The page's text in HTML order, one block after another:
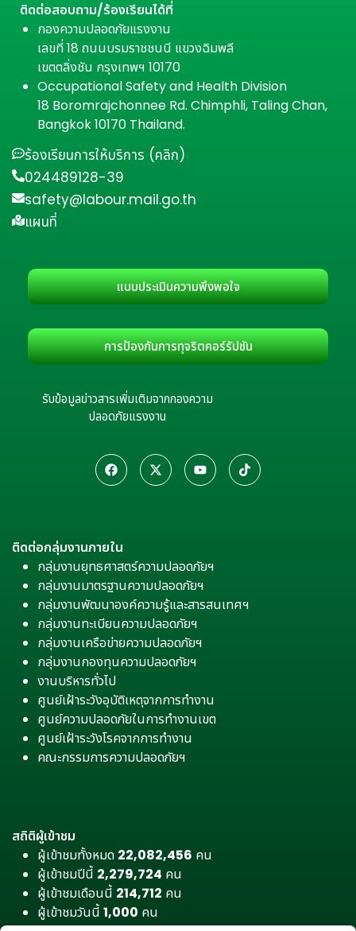
ติดต่อสอบถาม/ร้องเรียนได้ที่
กองความปลอดภัยแรงงาน
เลขที่ 18 ถนนบรมราชชนนี แขวงฉิมพลี
เขตตลิ่งชัน กรุงเทพฯ 10170
Occupational Safety and Health Division
18 Boromrajchonnee Rd. Chimphli, Taling Chan,
Bangkok 10170 Thailand.
ร้องเรียนการให้บริการ (คลิก)
024489128-39
safety@labour.mail.go.th
แผนที่
แบบประเมินความพึงพอใจ
การป้องกันการทุจริตคอร์รัปชัน
รับข้อมูลข่าวสารเพิ่มเติมจากกองความ
ปลอดภัยแรงงาน
ติดต่อกลุ่มงานภายใน
กลุ่มงานยุทธศาสตร์ความปลอดภัยฯ
กลุ่มงานมาตรฐานความปลอดภัยฯ
กลุ่มงานพัฒนาองค์ความรู้และสารสนเทศฯ
กลุ่มงานทะเบียนความปลอดภัยฯ
กลุ่มงานเครือข่ายความปลอดภัยฯ
กลุ่มงานกองทุนความปลอดภัยฯ
งานบริหารทั่วไป
ศูนย์เฝ้าระวังอุบัติเหตุจากการทำงาน
ศูนย์ความปลอดภัยในการทำงานเขต
ศูนย์เฝ้าระวังโรคจากการทำงาน
คณะกรรมการความปลอดภัยฯ
สถิติผู้เข้าชม
ผู้เข้าชมทั้งหมด 22,082,456 คน
ผู้เข้าชมปีนี้ 2,279,724 คน
ผู้เข้าชมเดือนนี้ 214,712 คน
ผู้เข้าชมวันนี้ 1,000 คน